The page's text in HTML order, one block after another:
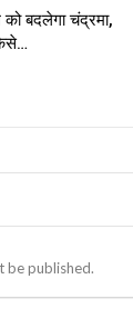
बदलेगा चंद्रमा,
be published.